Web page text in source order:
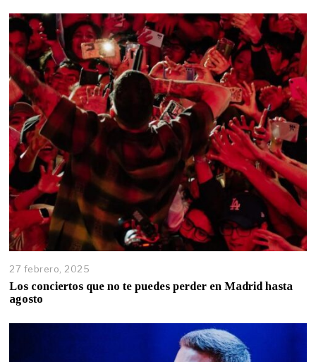
27 febrero, 2025
Los conciertos que no te puedes perder en Madrid hasta
agosto